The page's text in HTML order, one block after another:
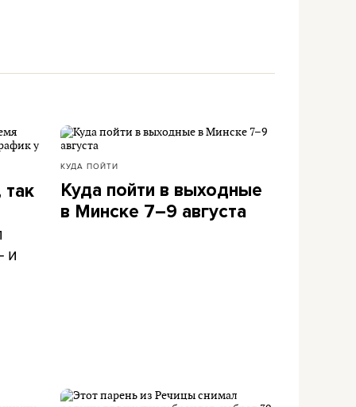
и
КУДА ПОЙТИ
Куда пойти в выходные
в Минске 7–9 августа